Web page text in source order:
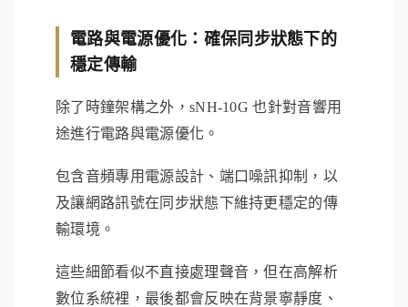
電路與電源優化：確保同步狀態下的
穩定傳輸
除了時鐘架構之外，sNH-10G 也針對音響用
途進行電路與電源優化。
包含音頻專用電源設計、端口噪訊抑制，以
及讓網路訊號在同步狀態下維持更穩定的傳
輸環境。
這些細節看似不直接處理聲音，但在高解析
數位系統裡，最後都會反映在背景寧靜度、